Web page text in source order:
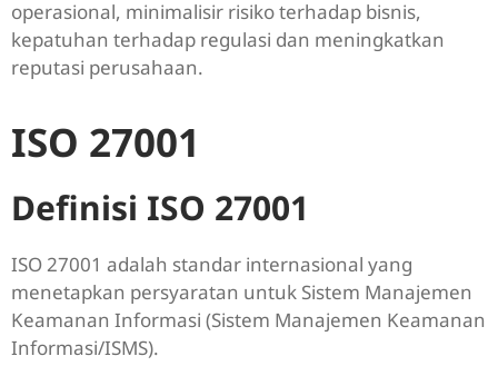
operasional, minimalisir risiko terhadap bisnis,
kepatuhan terhadap regulasi dan meningkatkan
reputasi perusahaan.
ISO 27001
Definisi ISO 27001
ISO 27001 adalah standar internasional yang
menetapkan persyaratan untuk Sistem Manajemen
Keamanan Informasi (Sistem Manajemen Keamanan
Informasi/ISMS).